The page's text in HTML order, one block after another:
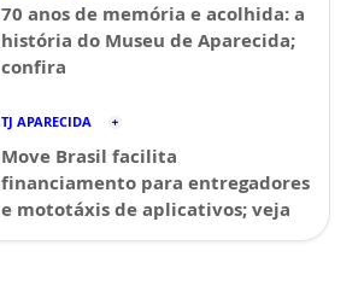
70 anos de memória e acolhida: a
história do Museu de Aparecida;
confira
TJ APARECIDA
Move Brasil facilita
financiamento para entregadores
e mototáxis de aplicativos; veja